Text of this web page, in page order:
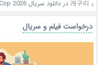
개구리دردانلود سریال Flex X Cop 2026
درخواست فیلم و سریال